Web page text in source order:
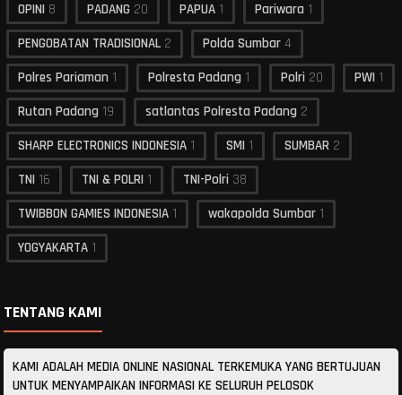
OPINI 8 PADANG 20 PAPUA 1 Pariwara 1
PENGOBATAN TRADISIONAL 2 Polda Sumbar 4
Polres Pariaman 1 Polresta Padang 1 Polri 20 PWI 1
Rutan Padang 19 satlantas Polresta Padang 2
SHARP ELECTRONICS INDONESIA 1 SMI 1 SUMBAR 2
TNI 16 TNI & POLRI 1 TNI-Polri 38
TWIBBON GAMIES INDONESIA 1 wakapolda Sumbar 1
YOGYAKARTA 1
TENTANG KAMI
KAMI ADALAH MEDIA ONLINE NASIONAL TERKEMUKA YANG BERTUJUAN
UNTUK MENYAMPAIKAN INFORMASI KE SELURUH PELOSOK